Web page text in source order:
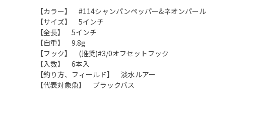
【カラー】 #114シャンパンペッパー&ネオンパール
【サイズ】 5インチ
【全長】 5インチ
【自重】 9.8g
【フック】 (推奨)#3/0オフセットフック
【入数】 6本入
【釣り方、フィールド】 淡水ルアー
【代表対象魚】 ブラックバス